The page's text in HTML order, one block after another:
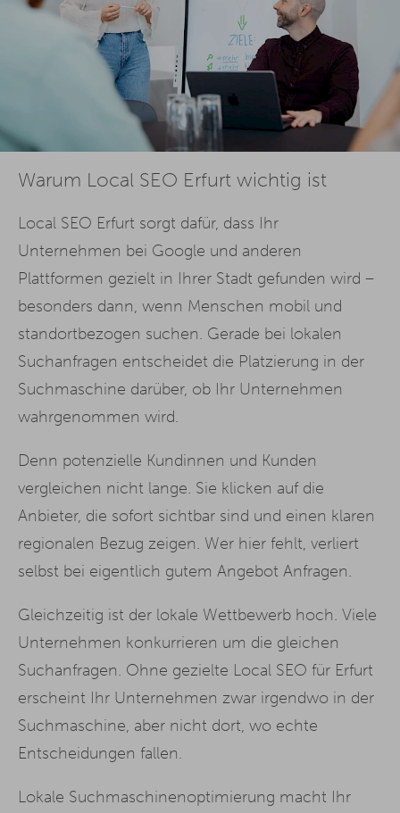
Warum Local SEO Erfurt wichtig ist
Local SEO Erfurt sorgt dafür, dass Ihr
Unternehmen bei Google und anderen
Plattformen gezielt in Ihrer Stadt gefunden wird –
besonders dann, wenn Menschen mobil und
standortbezogen suchen. Gerade bei lokalen
Suchanfragen entscheidet die Platzierung in der
Suchmaschine darüber, ob Ihr Unternehmen
wahrgenommen wird.
Denn potenzielle Kundinnen und Kunden
vergleichen nicht lange. Sie klicken auf die
Anbieter, die sofort sichtbar sind und einen klaren
regionalen Bezug zeigen. Wer hier fehlt, verliert
selbst bei eigentlich gutem Angebot Anfragen.
Gleichzeitig ist der lokale Wettbewerb hoch. Viele
Unternehmen konkurrieren um die gleichen
Suchanfragen. Ohne gezielte Local SEO für Erfurt
erscheint Ihr Unternehmen zwar irgendwo in der
Suchmaschine, aber nicht dort, wo echte
Entscheidungen fallen.
Lokale Suchmaschinenoptimierung macht Ihr